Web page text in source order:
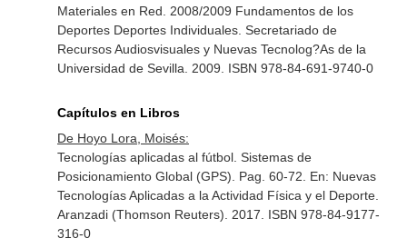
Materiales en Red. 2008/2009 Fundamentos de los
Deportes Deportes Individuales. Secretariado de
Recursos Audiosvisuales y Nuevas Tecnolog?As de la
Universidad de Sevilla. 2009. ISBN 978-84-691-9740-0
Capítulos en Libros
De Hoyo Lora, Moisés:
Tecnologías aplicadas al fútbol. Sistemas de
Posicionamiento Global (GPS). Pag. 60-72. En: Nuevas
Tecnologías Aplicadas a la Actividad Física y el Deporte.
Aranzadi (Thomson Reuters). 2017. ISBN 978-84-9177-
316-0